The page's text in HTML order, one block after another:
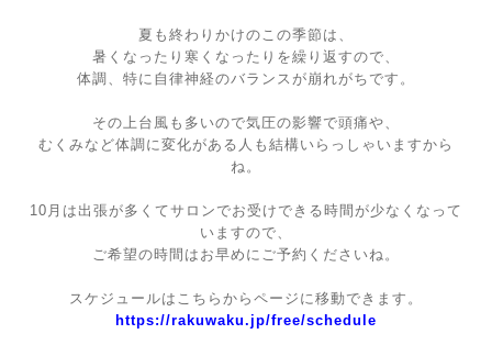
夏も終わりかけのこの季節は、
暑くなったり寒くなったりを繰り返すので、
体調、特に自律神経のバランスが崩れがちです。
その上台風も多いので気圧の影響で頭痛や、
むくみなど体調に変化がある人も結構いらっしゃいますから
ね。
10月は出張が多くてサロンでお受けできる時間が少なくなって
いますので、
ご希望の時間はお早めにご予約くださいね。
スケジュールはこちらからページに移動できます。
https://rakuwaku.jp/free/schedule